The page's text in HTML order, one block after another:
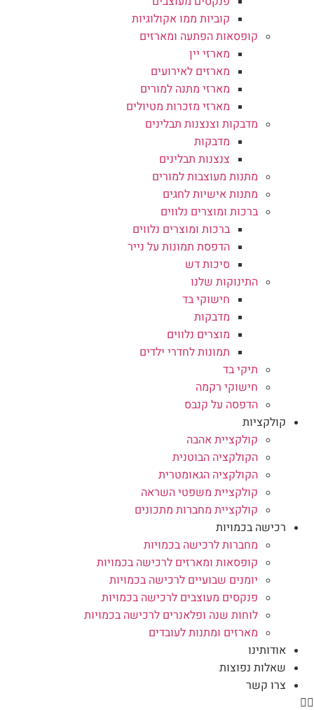
קוביות ממו אקולוגיות
קופסאות הפתעה ומארזים
מארזי יין
מארזים לאירועים
מארזי מתנה למורים
מארזי מזכרות מטיולים
מדבקות וצנצנות תבלינים
מדבקות
צנצנות תבלינים
מתנות מעוצבות למורים
מתנות אישיות לחגים
ברכות ומוצרים נלווים
ברכות ומוצרים נלווים
הדפסת תמונות על נייר
סיכות דש
התינוקות שלנו
חישוקי בד
מדבקות
מוצרים נלווים
תמונות לחדרי ילדים
תיקי בד
חישוקי רקמה
הדפסה על קנבס
קולקציות
קולקציית אהבה
הקולקציה הבוטנית
הקולקציה הגאומטרית
קולקציית משפטי השראה
קולקציית מחברות מתכונים
רכישה בכמויות
מחברות לרכישה בכמויות
קופסאות ומארזים לרכישה בכמויות
יומנים שבועיים לרכישה בכמויות
פנקסים מעוצבים לרכישה בכמויות
לוחות שנה ופלאנרים לרכישה בכמויות
מארזים ומתנות לעובדים
אודותינו
שאלות נפוצות
צרו קשר